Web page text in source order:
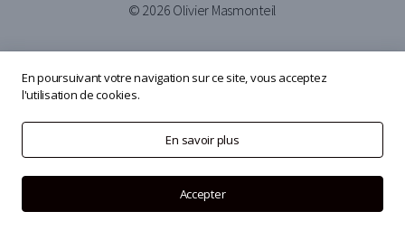
© 2026 Olivier Masmonteil
En poursuivant votre navigation sur ce site, vous acceptez
l'utilisation de cookies.
En savoir plus
Accepter